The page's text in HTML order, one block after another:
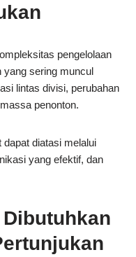
pengelolaan
yang sering muncul
lintas divisi, perubahan
penonton.
diatasi melalui
yang efektif, dan